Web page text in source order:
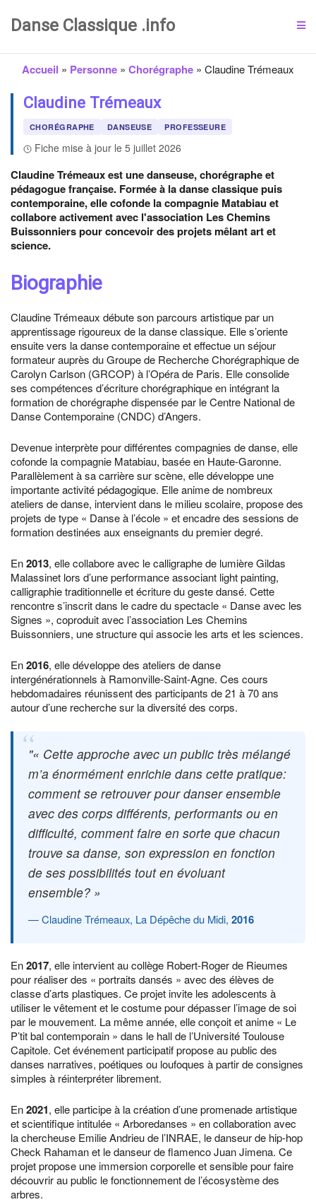
Danse Classique .info
Accueil » Personne » Chorégraphe » Claudine Trémeaux
Claudine Trémeaux
CHORÉGRAPHE DANSEUSE PROFESSEURE
Fiche mise à jour le 5 juillet 2026
Claudine Trémeaux est une danseuse, chorégraphe et
pédagogue française. Formée à la danse classique puis
contemporaine, elle cofonde la compagnie Matabiau et
collabore activement avec l'association Les Chemins
Buissonniers pour concevoir des projets mêlant art et
science.
Biographie
Claudine Trémeaux débute son parcours artistique par un
apprentissage rigoureux de la danse classique. Elle s’oriente
ensuite vers la danse contemporaine et effectue un séjour
formateur auprès du Groupe de Recherche Chorégraphique de
Carolyn Carlson (GRCOP) à l’Opéra de Paris. Elle consolide
ses compétences d’écriture chorégraphique en intégrant la
formation de chorégraphe dispensée par le Centre National de
Danse Contemporaine (CNDC) d’Angers.
Devenue interprète pour différentes compagnies de danse, elle
cofonde la compagnie Matabiau, basée en Haute-Garonne.
Parallèlement à sa carrière sur scène, elle développe une
importante activité pédagogique. Elle anime de nombreux
ateliers de danse, intervient dans le milieu scolaire, propose des
projets de type « Danse à l’école » et encadre des sessions de
formation destinées aux enseignants du premier degré.
En2013, elle collabore avec le calligraphe de lumière Gildas
Malassinet lors d’une performance associant light painting,
calligraphie traditionnelle et écriture du geste dansé. Cette
rencontre s’inscrit dans le cadre du spectacle « Danse avec les
Signes », coproduit avec l’association Les Chemins
Buissonniers, une structure qui associe les arts et les sciences.
En2016, elle développe des ateliers de danse
intergénérationnels à Ramonville-Saint-Agne. Ces cours
hebdomadaires réunissent des participants de 21 à 70 ans
autour d’une recherche sur la diversité des corps.
« Cette approche avec un public très mélangé
m’a énormément enrichie dans cette pratique:
comment se retrouver pour danser ensemble
avec des corps différents, performants ou en
difficulté, comment faire en sorte que chacun
trouve sa danse, son expression en fonction
de ses possibilités tout en évoluant
ensemble? »
Claudine Trémeaux, La Dépêche du Midi, 2016
En2017, elle intervient au collège Robert-Roger de Rieumes
pour réaliser des « portraits dansés » avec des élèves de
classe d’arts plastiques. Ce projet invite les adolescents à
utiliser le vêtement et le costume pour dépasser l’image de soi
par le mouvement. La même année, elle conçoit et anime « Le
P’tit bal contemporain » dans le hall de l’Université Toulouse
Capitole. Cet événement participatif propose au public des
danses narratives, poétiques ou loufoques à partir de consignes
simples à réinterpréter librement.
En2021, elle participe à la création d’une promenade artistique
et scientifique intitulée « Arboredanses » en collaboration avec
la chercheuse Emilie Andrieu de l’INRAE, le danseur de hip-hop
Check Rahaman et le danseur de flamenco Juan Jimena. Ce
projet propose une immersion corporelle et sensible pour faire
découvrir au public le fonctionnement de l’écosystème des
arbres.